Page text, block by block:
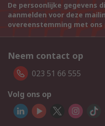
De persoonlijke gegevens
aanmelden voor deze
overeenstemming met ons
Neem contact op
023 51 66 555
Volg ons op